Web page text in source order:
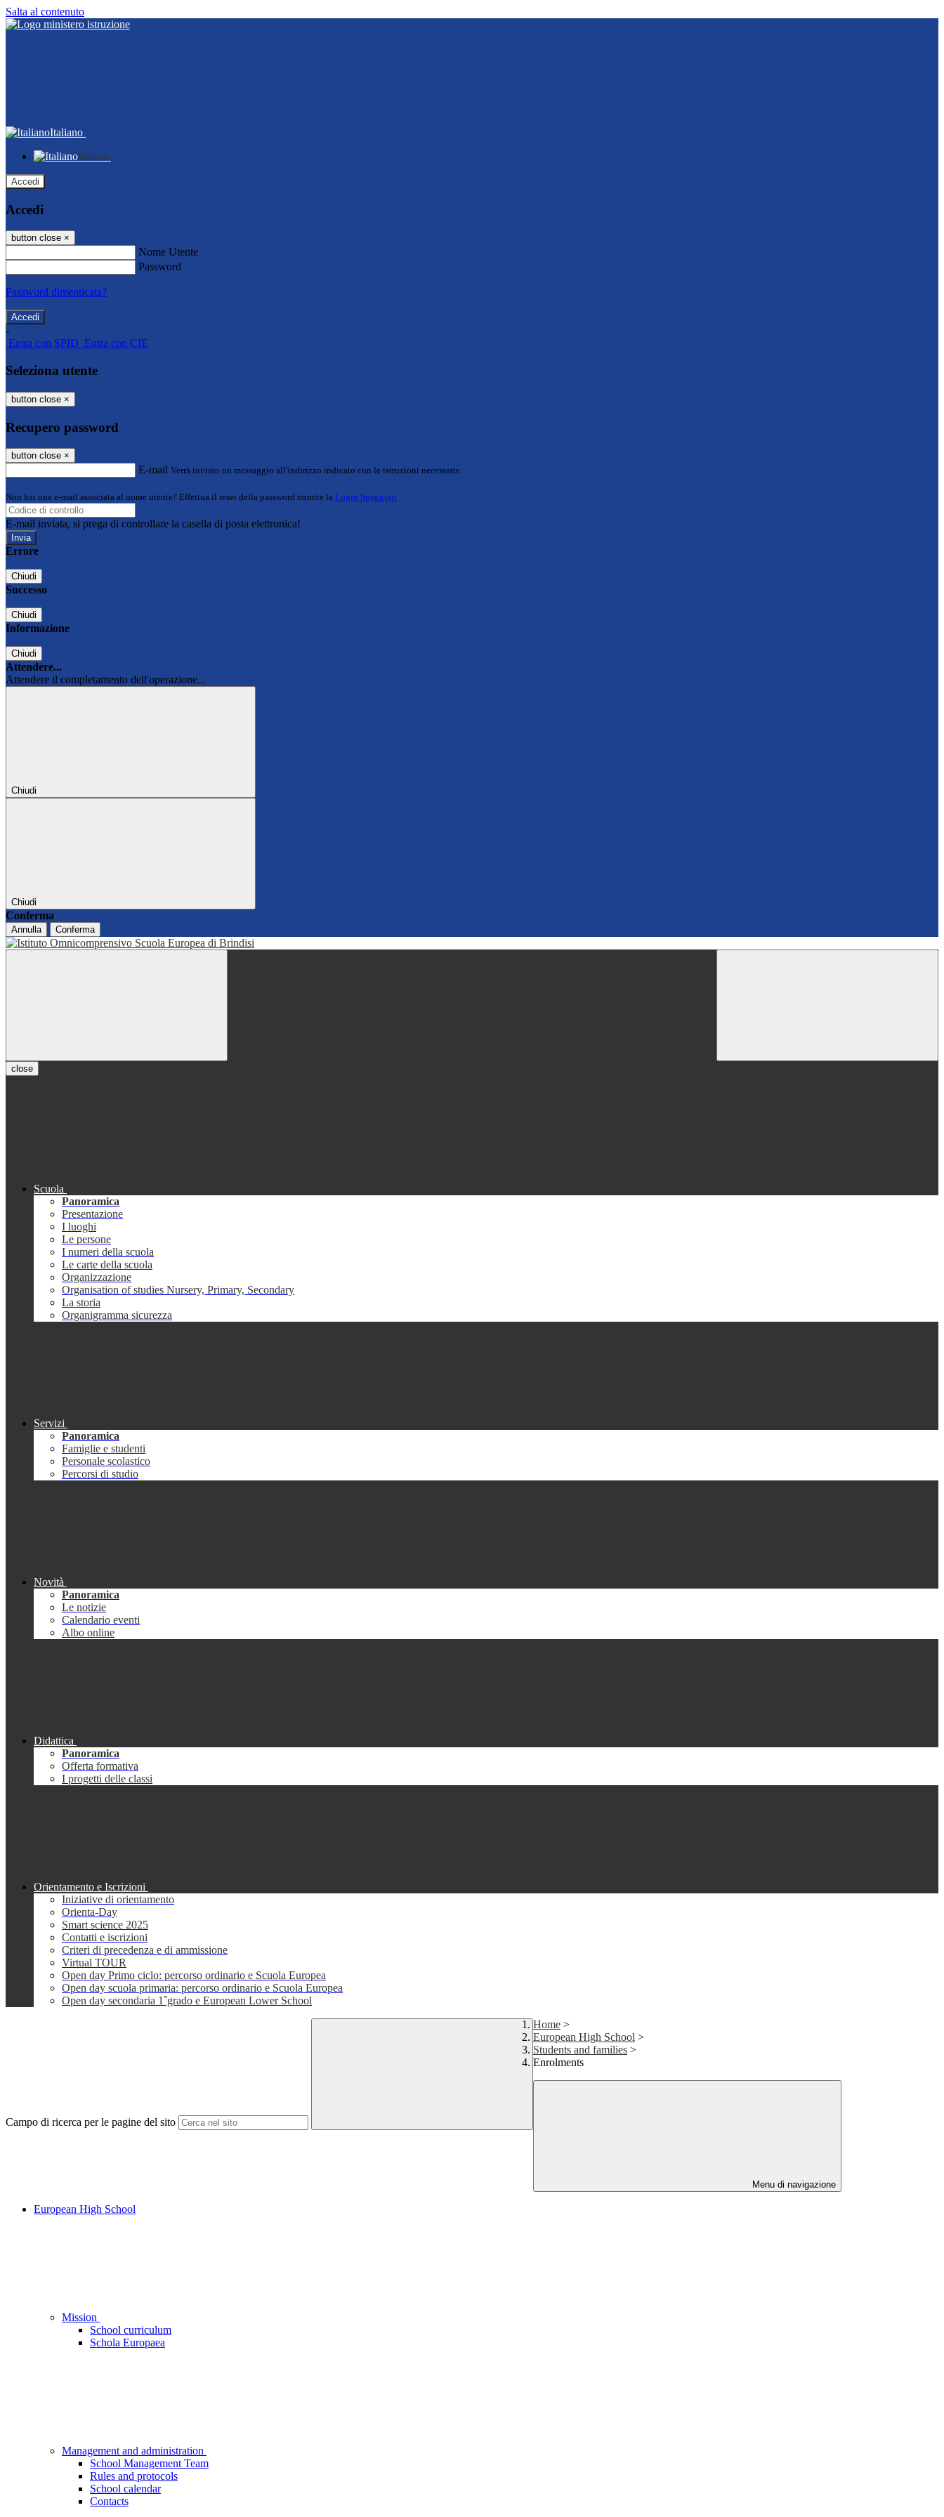
Salta al contenuto
Italiano
Italiano
Accedi
Accedi
button close ×
Nome Utente
Password
Password dimenticata?
-
Entra con SPID Entra con CIE
Seleziona utente
button close ×
Recupero password
button close ×
E-mail Verrà inviato un messaggio all'indirizzo indicato con le istruzioni necessarie.
Non hai una e-mail associata al nome utente? Effettua il reset della password tramite la Login Spaggiari
E-mail inviata, si prega di controllare la casella di posta elettronica!
Errore
Chiudi
Successo
Chiudi
Informazione
Chiudi
Attendere...
Attendere il completamento dell'operazione...
Chiudi
Chiudi
Conferma
Annulla Conferma
close
Scuola
Panoramica
Presentazione
I luoghi
Le persone
I numeri della scuola
Le carte della scuola
Organizzazione
Organisation of studies Nursery, Primary, Secondary
La storia
Organigramma sicurezza
Servizi
Panoramica
Famiglie e studenti
Personale scolastico
Percorsi di studio
Novità
Panoramica
Le notizie
Calendario eventi
Albo online
Didattica
Panoramica
Offerta formativa
I progetti delle classi
Orientamento e Iscrizioni
Iniziative di orientamento
Orienta-Day
Smart science 2025
Contatti e iscrizioni
Criteri di precedenza e di ammissione
Virtual TOUR
Open day Primo ciclo: percorso ordinario e Scuola Europea
Open day scuola primaria: percorso ordinario e Scuola Europea
Open day secondaria 1ˆgrado e European Lower School
Campo di ricerca per le pagine del sito
Home >
European High School >
Students and families >
Enrolments
Menu di navigazione
European High School
Mission
School curriculum
Schola Europaea
Management and administration
School Management Team
Rules and protocols
School calendar
Contacts